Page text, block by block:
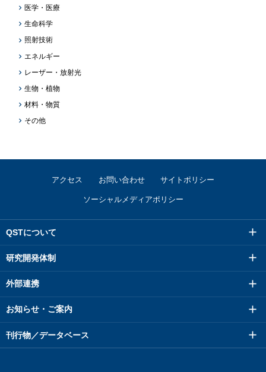
医学・医療
生命科学
照射技術
エネルギー
レーザー・放射光
生物・植物
材料・物質
その他
アクセス お問い合わせ サイトポリシー
ソーシャルメディアポリシー
QSTについて
研究開発体制
外部連携
お知らせ・ご案内
刊行物／データベース